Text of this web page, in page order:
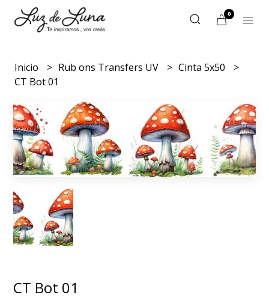
0
Inicio Rub ons Transfers UV
Cinta 5x50
CT Bot 01
CT Bot 01